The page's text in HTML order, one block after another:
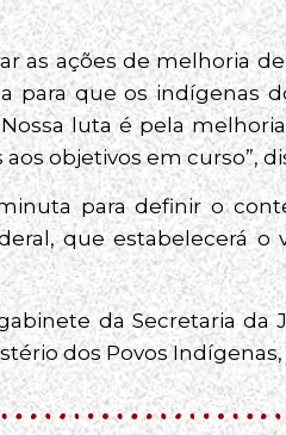
as ações de melhoria
para que os indígenas
luta é pela
objetivos em curso”,
para definir o
que estabelecerá o
da Secretaria da
dos Povos Indígenas,